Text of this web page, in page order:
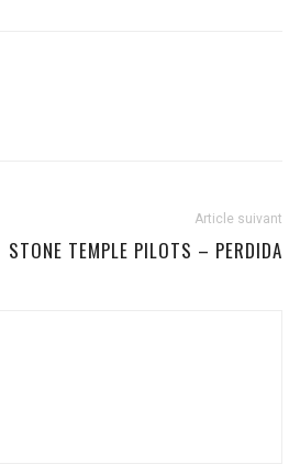
Article suivant
STONE TEMPLE PILOTS – PERDIDA